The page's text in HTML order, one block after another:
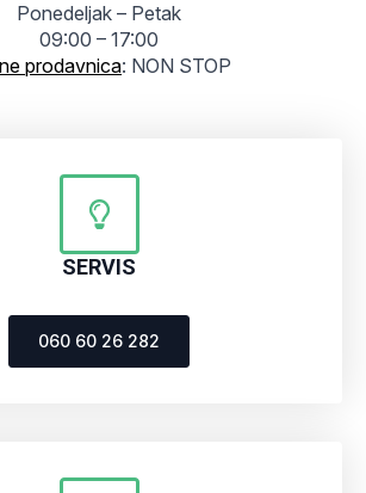
Ponedeljak – Petak
09:00 – 17:00
prodavnica: NON STOP
SERVIS
060 60 26 282